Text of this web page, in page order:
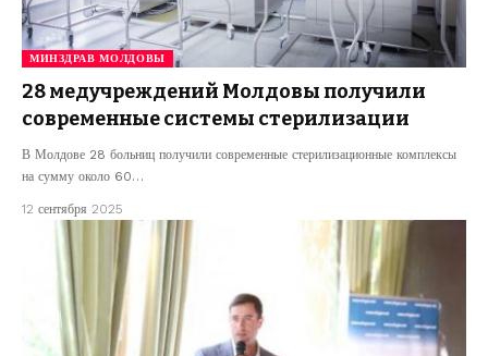
МИНЗДРАВ МОЛДОВЫ
28 медучреждений Молдовы получили
современные системы стерилизации
В Молдове 28 больниц получили современные стерилизационные комплексы
на сумму около 60…
12 сентября 2025